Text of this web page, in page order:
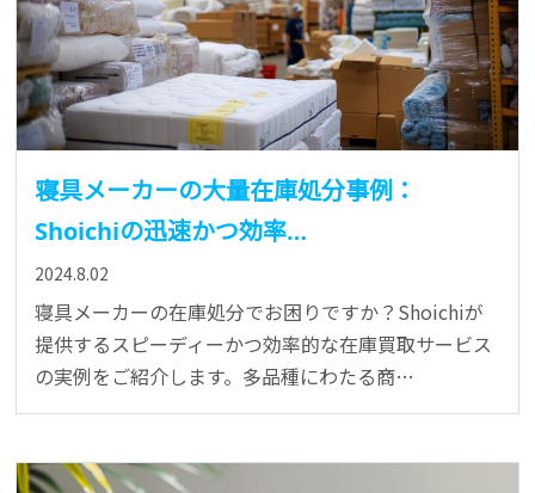
寝具メーカーの大量在庫処分事例：
Shoichiの迅速かつ効率…
2024.8.02
寝具メーカーの在庫処分でお困りですか？Shoichiが
提供するスピーディーかつ効率的な在庫買取サービス
の実例をご紹介します。多品種にわたる商…